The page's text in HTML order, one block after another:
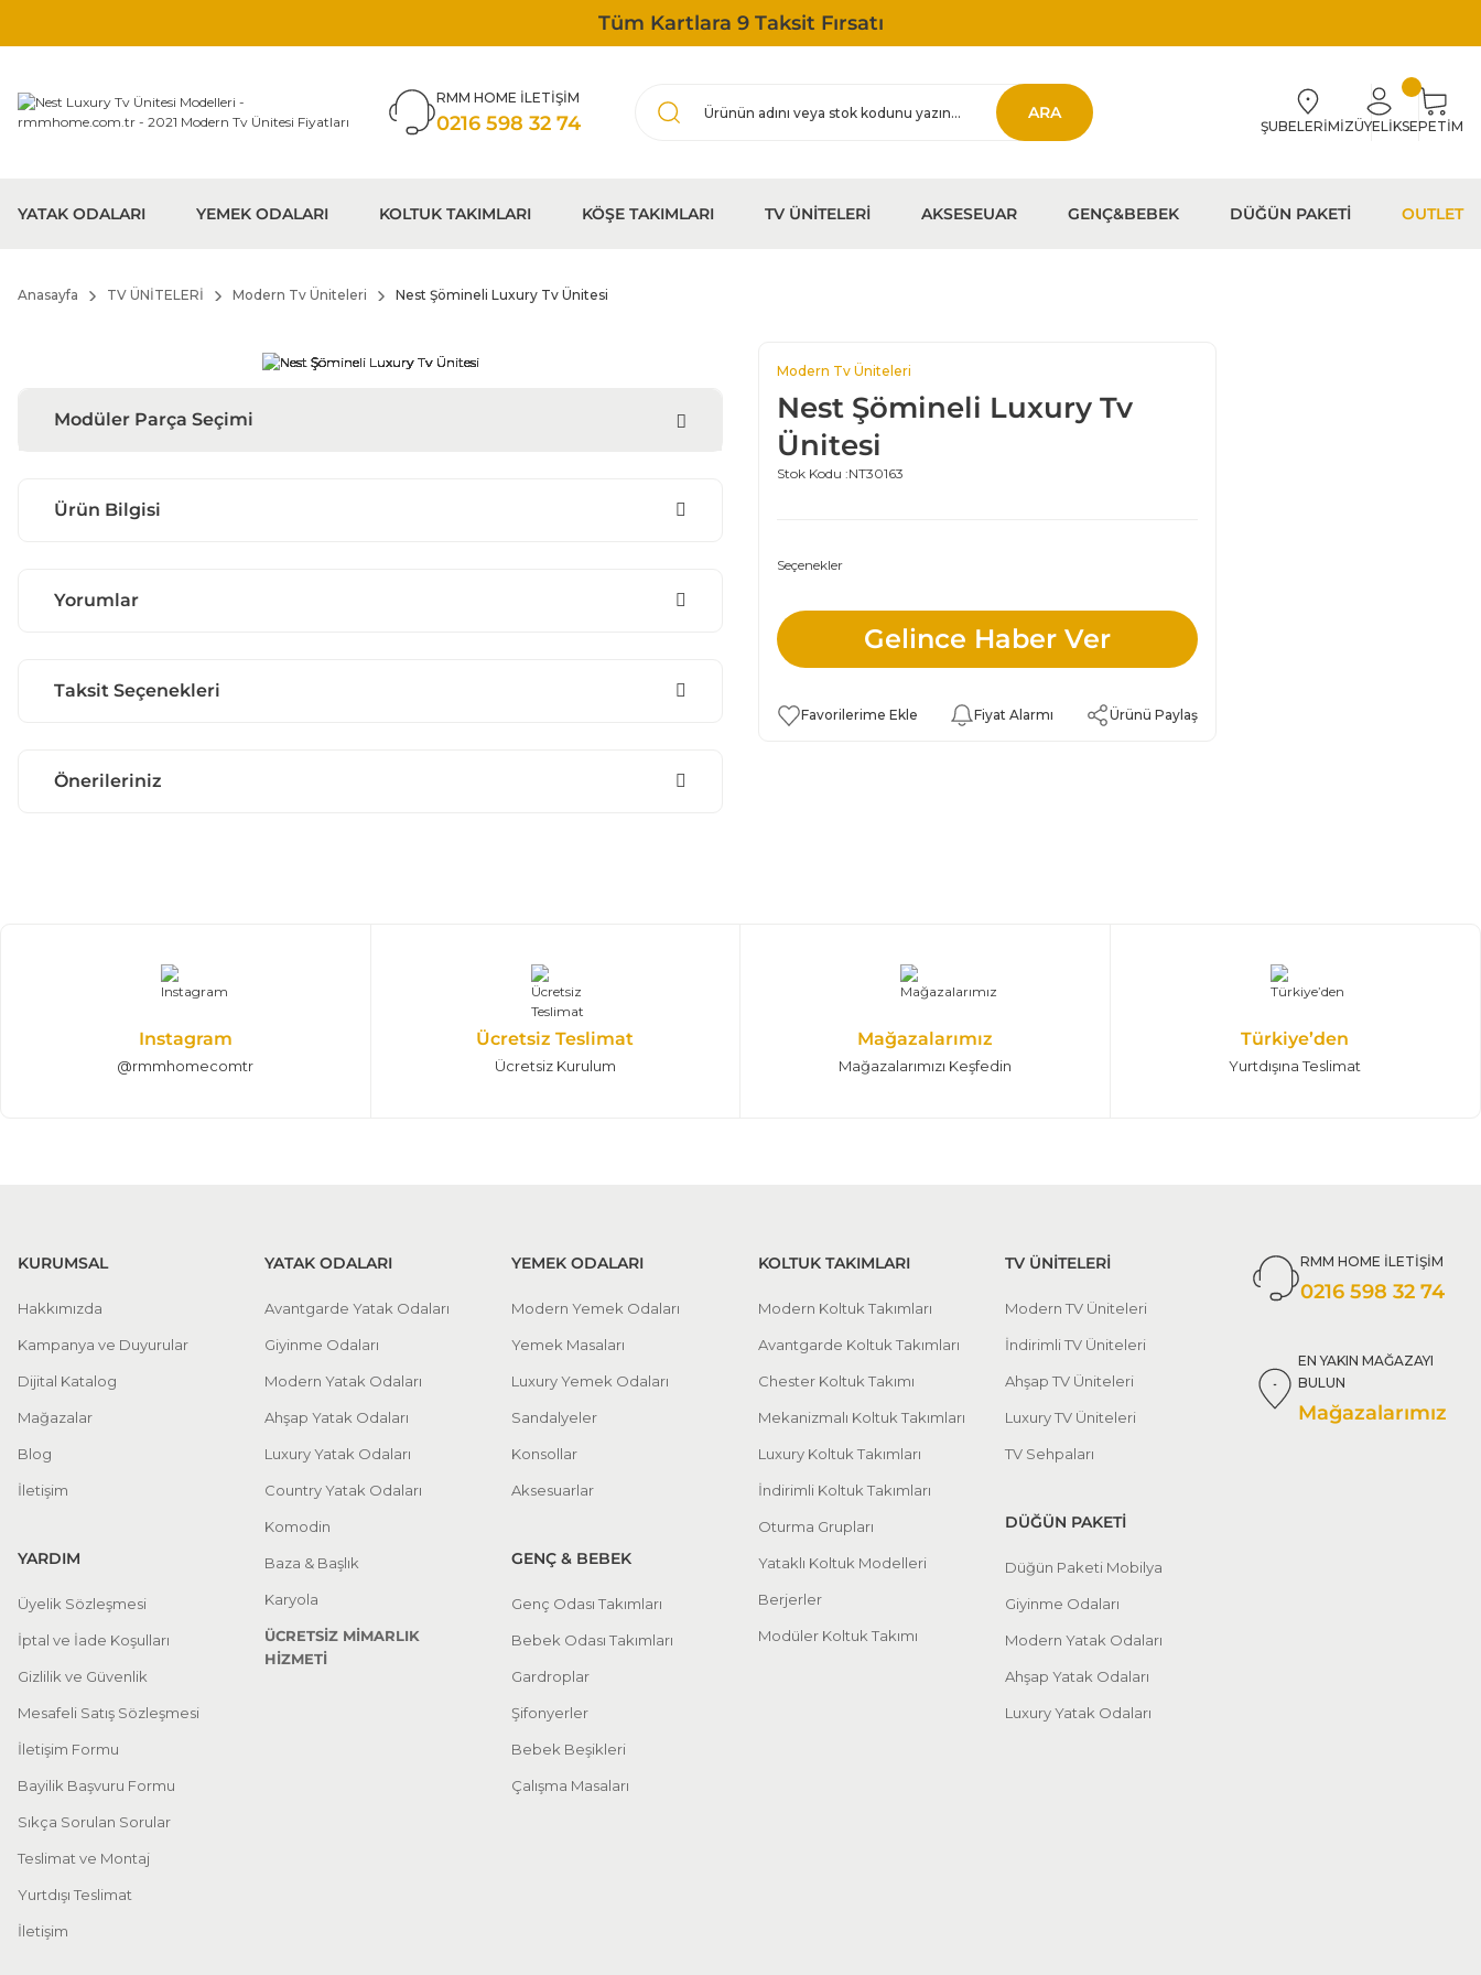
Tüm Kartlara 9 Taksit Fırsatı
RMM HOME İLETİŞİM
0216 598 32 74 ARA
ŞUBELERİMİZÜYELİKSEPETİM
YATAK ODALARI YEMEK ODALARI KOLTUK TAKIMLARI KÖŞE TAKIMLARI TV ÜNİTELERİ AKSESEUAR GENÇ&BEBEK DÜĞÜN PAKETİ OUTLET
Anasayfa TV ÜNİTELERİ Modern Tv Üniteleri Nest Şömineli Luxury Tv Ünitesi
Modüler Parça Seçimi
Ürün Bilgisi
Yorumlar
Taksit Seçenekleri
Önerileriniz
Modern Tv Üniteleri
Nest Şömineli Luxury Tv
Ünitesi
Stok Kodu :NT30163
Seçenekler
Gelince Haber Ver
Fiyat Alarmı Ürünü Paylaş
Instagram
@rmmhomecomtr
Ücretsiz Teslimat
Ücretsiz Kurulum
Mağazalarımız
Mağazalarımızı Keşfedin
Türkiye’den
Yurtdışına Teslimat
KURUMSAL
Hakkımızda
Kampanya ve Duyurular
Dijital Katalog
Mağazalar
Blog
İletişim
YARDIM
Üyelik Sözleşmesi
İptal ve İade Koşulları
Gizlilik ve Güvenlik
Mesafeli Satış Sözleşmesi
İletişim Formu
Bayilik Başvuru Formu
Sıkça Sorulan Sorular
Teslimat ve Montaj
Yurtdışı Teslimat
İletişim
YATAK ODALARI
Avantgarde Yatak Odaları
Giyinme Odaları
Modern Yatak Odaları
Ahşap Yatak Odaları
Luxury Yatak Odaları
Country Yatak Odaları
Komodin
Baza & Başlık
Karyola
ÜCRETSİZ MİMARLIK
HİZMETİ
YEMEK ODALARI
Modern Yemek Odaları
Yemek Masaları
Luxury Yemek Odaları
Sandalyeler
Konsollar
Aksesuarlar
GENÇ & BEBEK
Genç Odası Takımları
Bebek Odası Takımları
Gardroplar
Şifonyerler
Bebek Beşikleri
Çalışma Masaları
KOLTUK TAKIMLARI
Modern Koltuk Takımları
Avantgarde Koltuk Takımları
Chester Koltuk Takımı
Mekanizmalı Koltuk Takımları
Luxury Koltuk Takımları
İndirimli Koltuk Takımları
Oturma Grupları
Yataklı Koltuk Modelleri
Berjerler
Modüler Koltuk Takımı
TV ÜNİTELERİ
Modern TV Üniteleri
İndirimli TV Üniteleri
Ahşap TV Üniteleri
Luxury TV Üniteleri
TV Sehpaları
DÜĞÜN PAKETİ
Düğün Paketi Mobilya
Giyinme Odaları
Modern Yatak Odaları
Ahşap Yatak Odaları
Luxury Yatak Odaları
RMM HOME İLETİŞİM
0216 598 32 74
EN YAKIN MAĞAZAYI
BULUN
Mağazalarımız